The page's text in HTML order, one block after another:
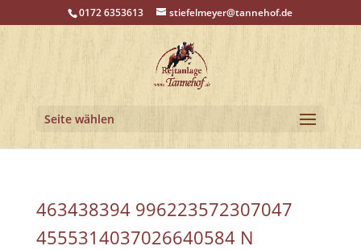
0172 6353613 stiefelmeyer@tannehof.de
Seite wählen
463438394 996223572307047
4555314037026640584 N